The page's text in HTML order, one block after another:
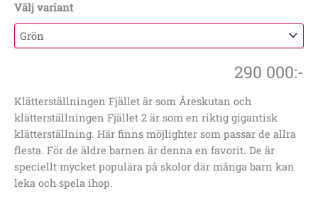
Välj variant
290 000:-
Klätterställningen Fjället är som Åreskutan och
klätterställningen Fjället 2 är som en riktig gigantisk
klätterställning. Här finns möjlighter som passar de allra
flesta. För de äldre barnen är denna en favorit. De är
speciellt mycket populära på skolor där många barn kan
leka och spela ihop.